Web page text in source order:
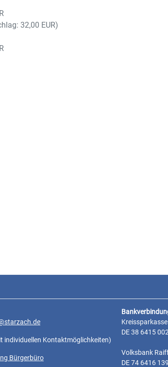
32,00 EUR)
individuellen Kontaktmöglichkeiten)
Bürgerbüro
DE 38 6415
Volksbank
DE 74 6416